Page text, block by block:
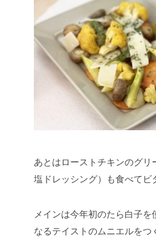
あとはローストチキンのグリ
塩ドレッシング）も食べてビ
メインは今年初のたら白子を
なるテイストのムニエルをつ